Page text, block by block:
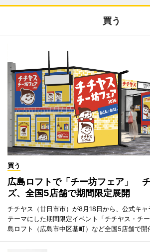
買う
買う
広島ロフトで「チー坊フェア」
ズ、全国5店舗で期間限定展開
チチヤス（廿日市市）が8月18日から、公式キ
テーマにした期間限定イベント「チチヤス・チ
島ロフト（広島市中区基町）など全国5店舗で開